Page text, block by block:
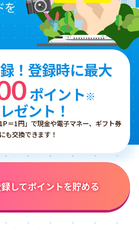
！登録時に最大
ポイント※
ゼント！
＝1円」で現金や電子マネー、ギフト券
にも交換できます！
してポイントを貯める